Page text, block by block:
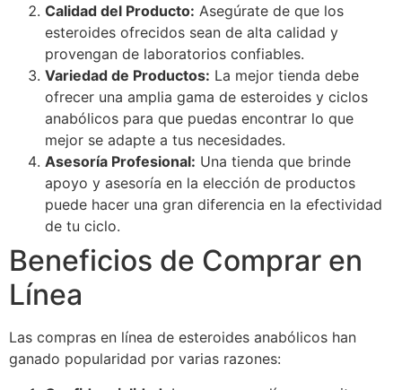
Calidad del Producto: Asegúrate de que los
esteroides ofrecidos sean de alta calidad y
provengan de laboratorios confiables.
Variedad de Productos: La mejor tienda debe
ofrecer una amplia gama de esteroides y ciclos
anabólicos para que puedas encontrar lo que
mejor se adapte a tus necesidades.
Asesoría Profesional: Una tienda que brinde
apoyo y asesoría en la elección de productos
puede hacer una gran diferencia en la efectividad
de tu ciclo.
Beneficios de Comprar en
Línea
Las compras en línea de esteroides anabólicos han
ganado popularidad por varias razones: